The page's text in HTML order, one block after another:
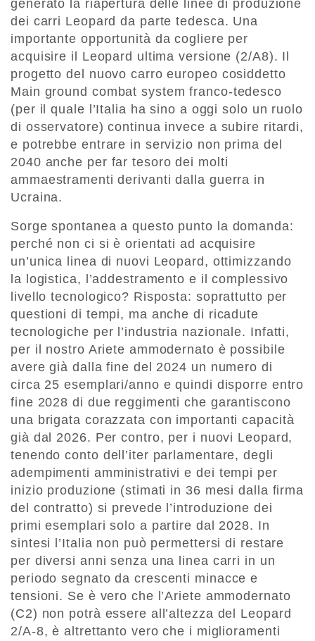
generato la riapertura delle linee di produzione
dei carri Leopard da parte tedesca. Una
importante opportunità da cogliere per
acquisire il Leopard ultima versione (2/A8). Il
progetto del nuovo carro europeo cosiddetto
Main ground combat system franco-tedesco
(per il quale l’Italia ha sino a oggi solo un ruolo
di osservatore) continua invece a subire ritardi,
e potrebbe entrare in servizio non prima del
2040 anche per far tesoro dei molti
ammaestramenti derivanti dalla guerra in
Ucraina.
Sorge spontanea a questo punto la domanda:
perché non ci si è orientati ad acquisire
un’unica linea di nuovi Leopard, ottimizzando
la logistica, l’addestramento e il complessivo
livello tecnologico? Risposta: soprattutto per
questioni di tempi, ma anche di ricadute
tecnologiche per l’industria nazionale. Infatti,
per il nostro Ariete ammodernato è possibile
avere già dalla fine del 2024 un numero di
circa 25 esemplari/anno e quindi disporre entro
fine 2028 di due reggimenti che garantiscono
una brigata corazzata con importanti capacità
già dal 2026. Per contro, per i nuovi Leopard,
tenendo conto dell’iter parlamentare, degli
adempimenti amministrativi e dei tempi per
inizio produzione (stimati in 36 mesi dalla firma
del contratto) si prevede l’introduzione dei
primi esemplari solo a partire dal 2028. In
sintesi l’Italia non può permettersi di restare
per diversi anni senza una linea carri in un
periodo segnato da crescenti minacce e
tensioni. Se è vero che l’Ariete ammodernato
(C2) non potrà essere all’altezza del Leopard
2/A-8, è altrettanto vero che i miglioramenti